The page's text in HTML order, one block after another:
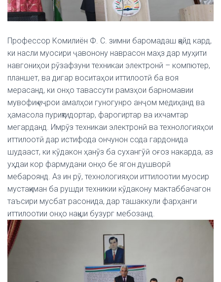
Профессор Комилиён Ф. С. зимни баромадаш қайд кард,
ки насли муосири ҷавонону наврасон маҳз дар муҳити
навгониҳои рӯзафзуни техникаи электронӣ – компютер,
планшет, ва дигар воситаҳои иттилоотӣ ба воя
мерасанд, ки онҳо тавассути рамзҳои барномавии
мувофиқ иҷрои амалҳои гуногунро анҷом медиҳанд ва
ҳамасола пуриқтидортар, фарогиртар ва ихчамтар
мегарданд. Имрӯз техникаи электронӣ ва технологияҳои
иттилоотӣ дар истифода ончунон сода гардонида
шудааст, ки кӯдакон ҳанӯз ба сухангӯӣ оғоз накарда, аз
уҳдаи кор фармудани онҳо бе ягон душворӣ
мебароянд. Аз ин рӯ, технологияҳои иттилоотии муосир
мустақиман ба рушди техникии кӯдакону мактаббачагон
таъсири мусбат расонида, дар ташаккули фарҳанги
иттилоотии онҳо нақши бузург мебозанд.